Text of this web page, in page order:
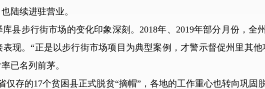
陆续进驻营业。
步行街市场的变化印象深刻。2018年、2019年部分月份，全
现。“正是以步行街市场项目为典型案例，才警示督促州里其他
已名列前茅。
存的17个贫困县正式脱贫“摘帽”，各地的工作重心也转向巩固